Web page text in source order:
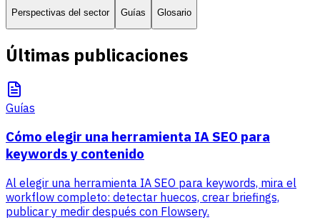
Perspectivas del sector Guías Glosario
Últimas publicaciones
Guías
Cómo elegir una herramienta IA SEO para
keywords y contenido
Al elegir una herramienta IA SEO para keywords, mira el
workflow completo: detectar huecos, crear briefings,
publicar y medir después con Flowsery.